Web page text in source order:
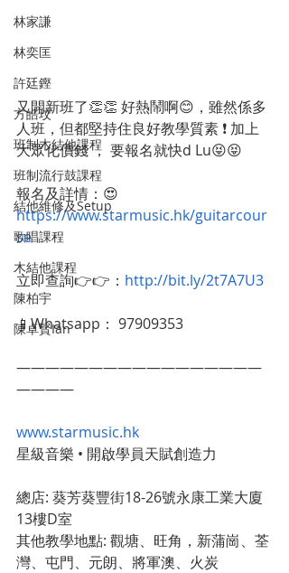
林家謙
林奕匡
許廷鏗
方皓玟
班制木結他課程
班制流行鼓課程
結他維修及Setup
歌唱課程
木結他課程
陳柏宇
陳卓賢Ian
又開新班了👏👏 好熱鬧啊😊，雖然係多
人班，但都堅持住良好教學質素 ❗️ 加上
大眾化價錢 ， 要報名就快d Lu😝😝
報名及詳情：😍
https://www.starmusic.hk/guitarcour
se
立即查詢👉👉： http://bit.ly/2t7A7U3﻿﻿
📱Whatsapp： 97909353 ﻿﻿
—————————————————
————﻿﻿
www.starmusic.hk
星級音樂 • 開啟學員天賦創造力﻿﻿
總店: 葵芳葵豐街18-26號永康工業大廈
13樓D室﻿﻿
其他教學地點: 觀塘、旺角，新蒲崗、荃
灣、屯門、元朗、將軍澳、火炭﻿﻿